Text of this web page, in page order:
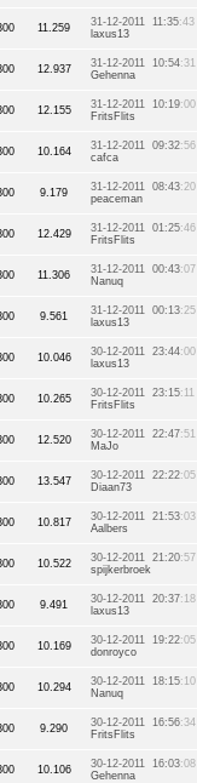
11.259 31-12-2011 11:35:43
laxus13
12.937 31-12-2011 10:54:31
Gehenna
12.155 31-12-2011 10:19:00
FritsFlits
10.164 31-12-2011 09:32:56
cafca
9.179 31-12-2011 08:43:20
peaceman
12.429 31-12-2011 01:25:46
FritsFlits
11.306 31-12-2011 00:43:07
Nanuq
9.561 31-12-2011 00:13:25
laxus13
10.046 30-12-2011 23:44:00
laxus13
10.265 30-12-2011 23:15:11
FritsFlits
12.520 30-12-2011 22:47:51
MaJo
13.547 30-12-2011 22:22:05
Diaan73
10.817 30-12-2011 21:53:03
Aalbers
10.522 30-12-2011 21:20:57
spijkerbroek
9.491 30-12-2011 20:37:18
laxus13
10.169 30-12-2011 19:22:05
donroyco
10.294 30-12-2011 18:15:10
Nanuq
9.290 30-12-2011 16:56:34
FritsFlits
10.106 30-12-2011 16:03:08
Gehenna